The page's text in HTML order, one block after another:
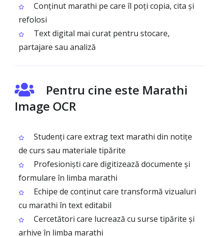
Conținut marathi pe care îl poți copia, cita și
refolosi
Text digital mai curat pentru stocare,
partajare sau analiză
Pentru cine este Marathi
Image OCR
Studenți care extrag text marathi din notițe
de curs sau materiale tipărite
Profesioniști care digitizează documente și
formulare în limba marathi
Echipe de conținut care transformă vizualuri
cu marathi în text editabil
Cercetători care lucrează cu surse tipărite și
arhive în limba marathi